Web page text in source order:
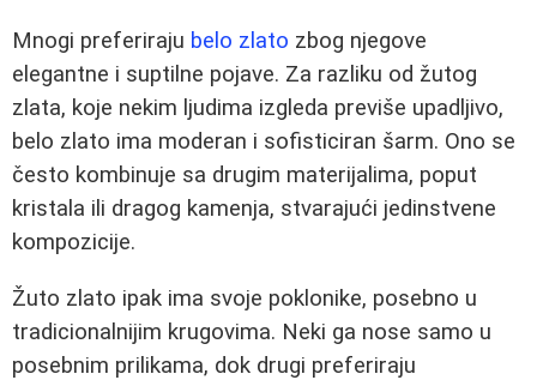
Mnogi preferiraju belo zlato zbog njegove
elegantne i suptilne pojave. Za razliku od žutog
zlata, koje nekim ljudima izgleda previše upadljivo,
belo zlato ima moderan i sofisticiran šarm. Ono se
često kombinuje sa drugim materijalima, poput
kristala ili dragog kamenja, stvarajući jedinstvene
kompozicije.
Žuto zlato ipak ima svoje poklonike, posebno u
tradicionalnijim krugovima. Neki ga nose samo u
posebnim prilikama, dok drugi preferiraju